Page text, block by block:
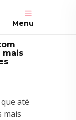
Menu
mais
até
mais